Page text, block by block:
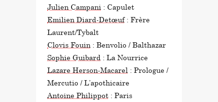
Julien Campani : Capulet
Emilien Diard-Detœuf: Frère
Laurent/Tybalt
Clovis Fouin : Benvolio / Balthazar
Sophie Guibard : La Nourrice
Lazare Herson-Macarel : Prologue /
Mercutio / L’apothicaire
Antoine Philippot : Paris